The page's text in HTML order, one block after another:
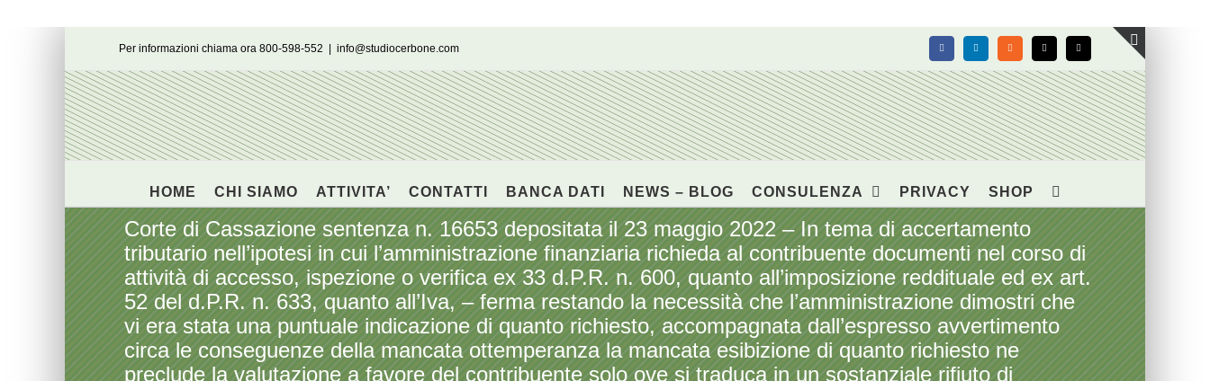
Per informazioni chiama ora 800-598-552 info@studiocerbone.com FacebookLinkedIn Rss X Email
HOME CHI SIAMO ATTIVITA’ CONTATTI BANCA DATI NEWS – BLOG CONSULENZA PRIVACY SHOP
Corte di Cassazione sentenza n. 16653 depositata il 23 maggio 2022 – In tema di accertamento
tributario nell’ipotesi in cui l’amministrazione finanziaria richieda al contribuente documenti nel corso di
attività di accesso, ispezione o verifica ex 33 d.P.R. n. 600, quanto all’imposizione reddituale ed ex art.
52 del d.P.R. n. 633, quanto all’Iva, – ferma restando la necessità che l’amministrazione dimostri che
vi era stata una puntuale indicazione di quanto richiesto, accompagnata dall’espresso avvertimento
circa le conseguenze della mancata ottemperanza la mancata esibizione di quanto richiesto ne
preclude la valutazione a favore del contribuente solo ove si traduca in un sostanziale rifiuto di
Toggle
area
barra
scorrevole